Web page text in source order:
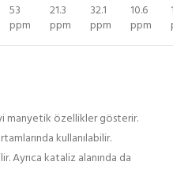
53
ppm
21.3
ppm
32.1
ppm
10.6
ppm
manyetik özellikler gösterir.
kullanılabilir.
Ayrıca kataliz alanında da